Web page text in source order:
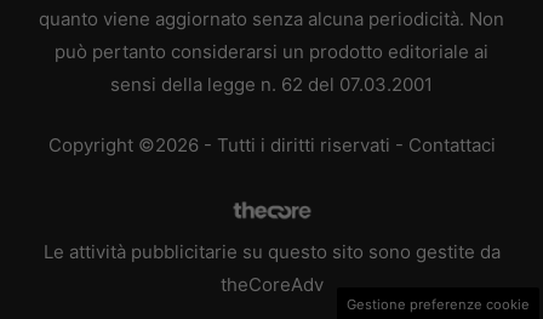
quanto viene aggiornato senza alcuna periodicità. Non
può pertanto considerarsi un prodotto editoriale ai
sensi della legge n. 62 del 07.03.2001
Copyright ©2026 - Tutti i diritti riservati - Contattaci
Le attività pubblicitarie su questo sito sono gestite da
theCoreAdv
Gestione preferenze cookie